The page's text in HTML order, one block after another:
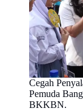
Cegah
Pemuda
BKKBN.